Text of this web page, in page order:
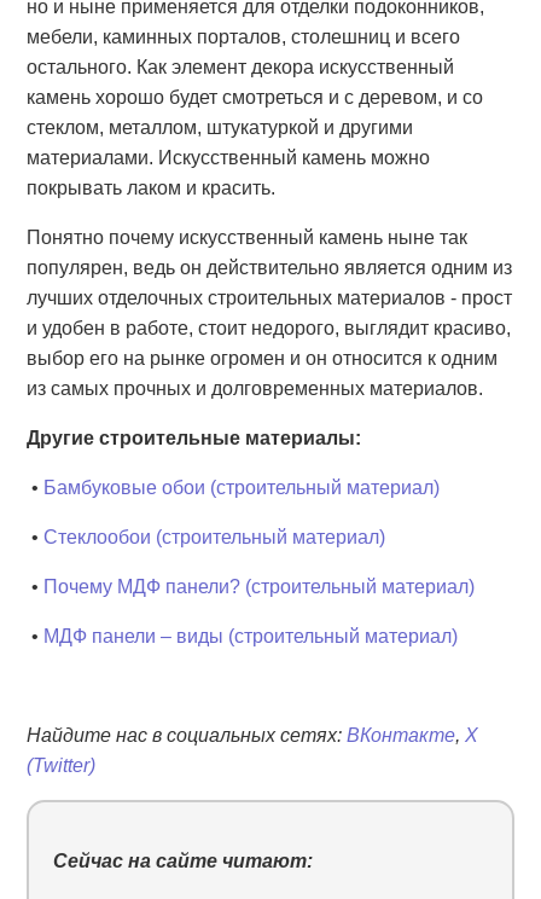
но и ныне применяется для отделки подоконников,
мебели, каминных порталов, столешниц и всего
остального. Как элемент декора искусственный
камень хорошо будет смотреться и с деревом, и со
стеклом, металлом, штукатуркой и другими
материалами. Искусственный камень можно
покрывать лаком и красить.
Понятно почему искусственный камень ныне так
популярен, ведь он действительно является одним из
лучших отделочных строительных материалов - прост
и удобен в работе, стоит недорого, выглядит красиво,
выбор его на рынке огромен и он относится к одним
из самых прочных и долговременных материалов.
Другие строительные материалы:
• Бамбуковые обои (строительный материал)
•Стеклообои (строительный материал)
• Почему МДФ панели? (строительный материал)
• МДФ панели – виды (строительный материал)
Найдите нас в социальных сетях:ВКонтакте,X
(Twitter)
Сейчас на сайте читают: